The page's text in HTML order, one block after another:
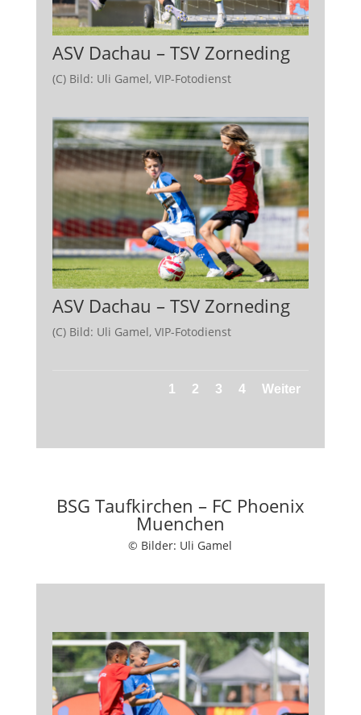
ASV Dachau – TSV Zorneding
(C) Bild: Uli Gamel, VIP-Fotodienst
ASV Dachau – TSV Zorneding
(C) Bild: Uli Gamel, VIP-Fotodienst
1 2 3 4 Weiter
BSG Taufkirchen – FC Phoenix
Muenchen
© Bilder: Uli Gamel